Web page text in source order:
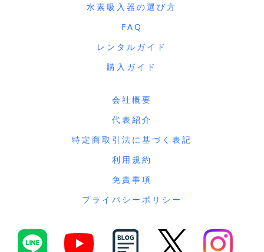
水素吸入器の選び方
FAQ
レンタルガイド
購入ガイド
会社概要
代表紹介
特定商取引法に基づく表記
利用規約
免責事項
プライバシーポリシー